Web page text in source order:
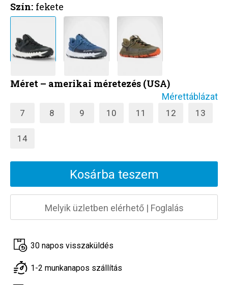
Szín: fekete
Méret – amerikai méretezés (USA)
Mérettáblázat
7 8 9 10 11 12 13
14
Kosárba teszem
Melyik üzletben elérhető| Foglalás
30 napos visszaküldés
1-2 munkanapos szállítás